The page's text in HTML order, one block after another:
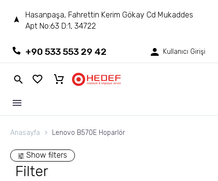
Hasanpaşa, Fahrettin Kerim Gökay Cd Mukaddes
Apt No:63 D:1, 34722
+90 533 553 29 42 Kullanıcı Girişi
Anasayfa Lenovo B570E Hoparlör
Show filters
Filter